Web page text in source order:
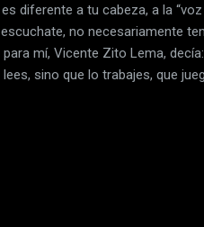
diferente a tu cabeza, a la
no necesariamente
mí, Vicente Zito Lema,
sino que lo trabajes, que